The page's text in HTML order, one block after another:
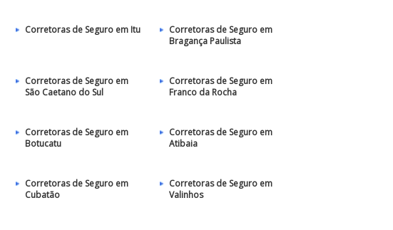
Corretoras de Seguro em Itu
Corretoras de Seguro em
Bragança Paulista
Corretoras de Seguro em
São Caetano do Sul
Corretoras de Seguro em
Franco da Rocha
Corretoras de Seguro em
Botucatu
Corretoras de Seguro em
Atibaia
Corretoras de Seguro em
Cubatão
Corretoras de Seguro em
Valinhos